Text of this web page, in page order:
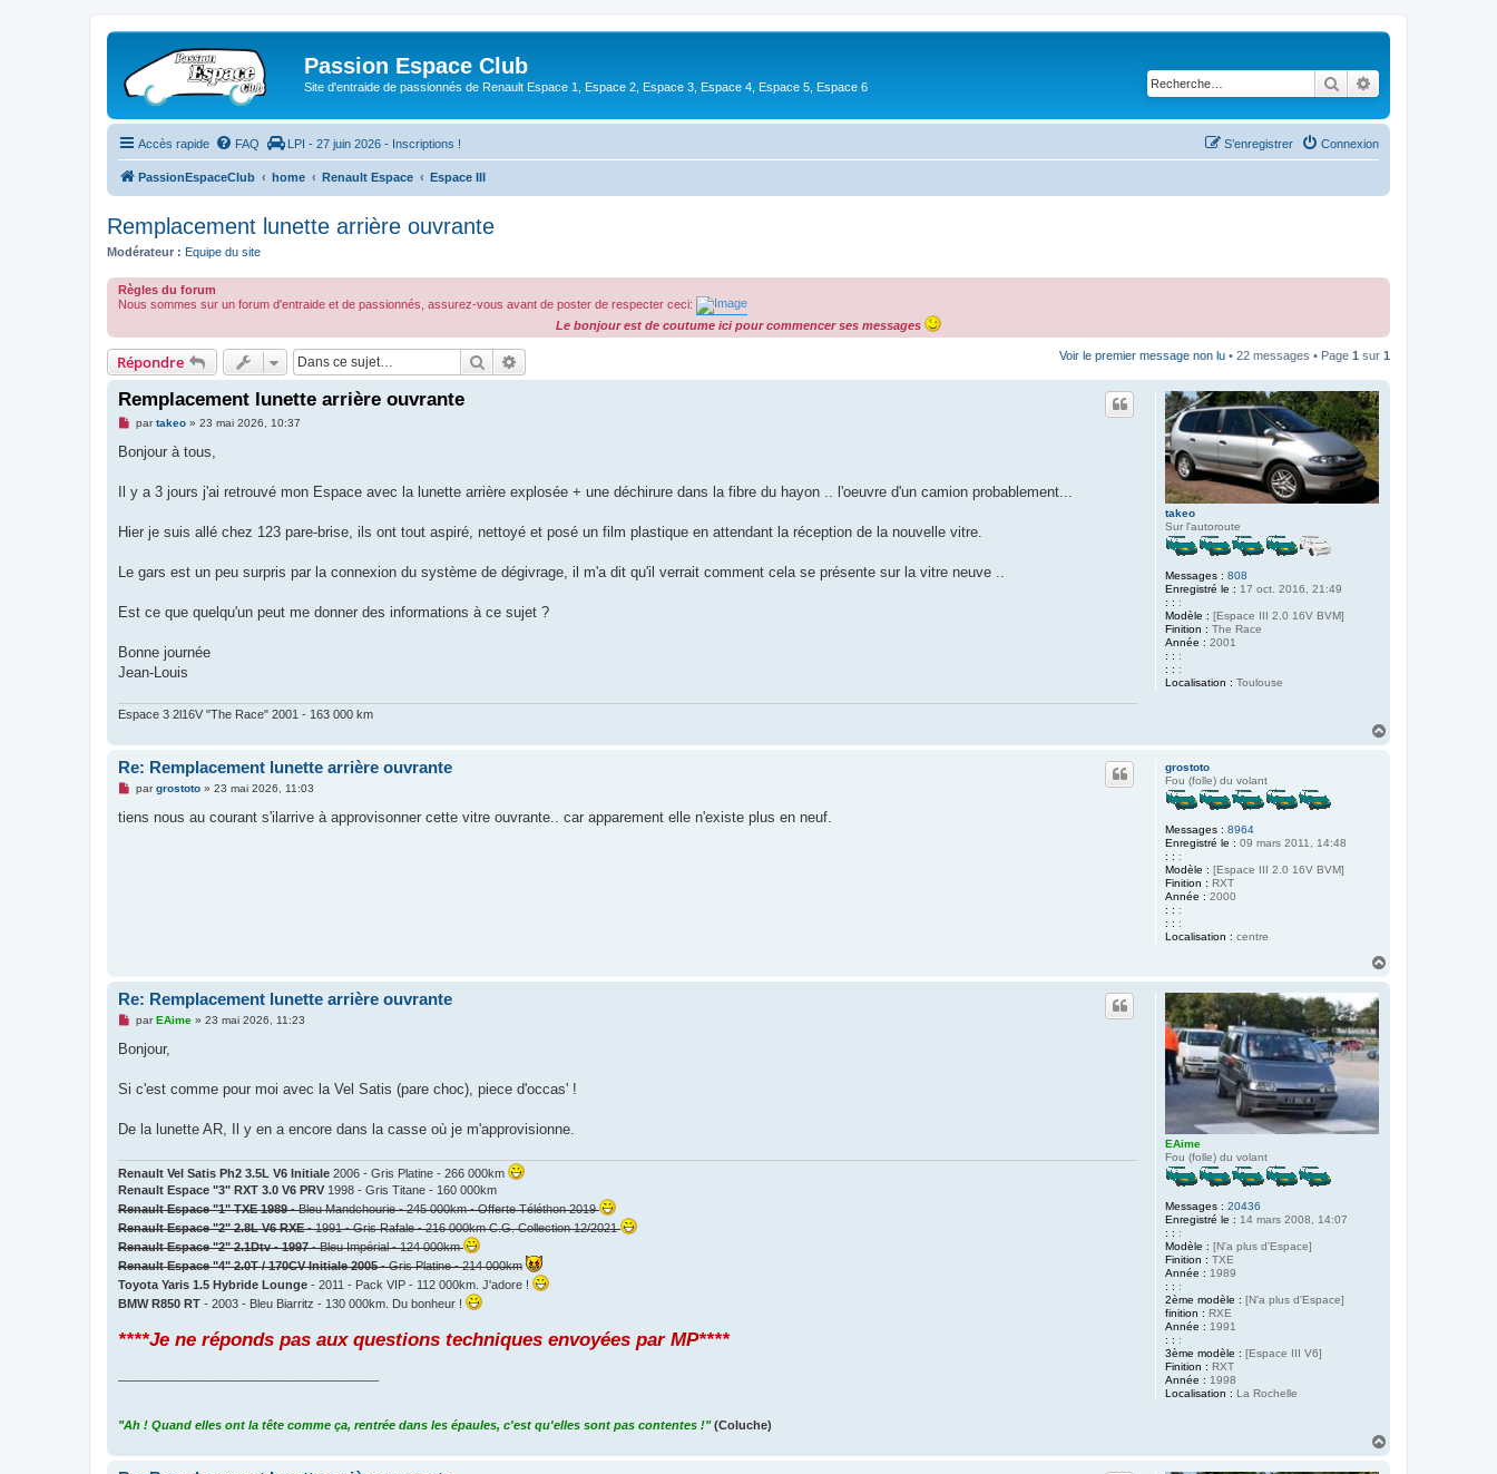
Passion Espace Club
Site d'entraide de passionnés de Renault Espace 1, Espace 2, Espace 3, Espace 4, Espace 5, Espace 6 Rechercher
Accès rapide FAQ LPI - 27 juin 2026 - Inscriptions ! Connexion
S’enregistrer
PassionEspaceClub home Renault Espace Espace III
Remplacement lunette arrière ouvrante
Modérateur : Equipe du site
Règles du forum
Nous sommes sur un forum d'entraide et de passionnés, assurez-vous avant de poster de respecter ceci:
Le bonjour est de coutume ici pour commencer ses messages
Répondre Rechercher Voir le premier message non lu • 22 messages • Page 1 sur 1
takeo
Sur l'autoroute
Messages : 808
Enregistré le : 17 oct. 2016, 21:49
: : :
Modèle : [Espace III 2.0 16V BVM]
Finition : The Race
Année : 2001
: : :
: : :
Localisation : Toulouse
Remplacement lunette arrière ouvrante
M
s
g
e
o
u
partakeo» 23 mai 2026, 10:37
Bonjour à tous,
Il y a 3 jours j'ai retrouvé mon Espace avec la lunette arrière explosée + une déchirure dans la fibre du hayon .. l'oeuvre d'un camion probablement...
Hier je suis allé chez 123 pare-brise, ils ont tout aspiré, nettoyé et posé un film plastique en attendant la réception de la nouvelle vitre.
Le gars est un peu surpris par la connexion du système de dégivrage, il m'a dit qu'il verrait comment cela se présente sur la vitre neuve ..
Est ce que quelqu'un peut me donner des informations à ce sujet ?
Bonne journée
Jean-Louis
Espace 3 2l16V "The Race" 2001 - 163 000 km
grostoto
Fou (folle) du volant
Messages : 8964
Enregistré le : 09 mars 2011, 14:48
: : :
Modèle : [Espace III 2.0 16V BVM]
Finition : RXT
Année : 2000
: : :
: : :
Localisation : centre
Re: Remplacement lunette arrière ouvrante
M
s
pargrostoto» 23 mai 2026, 11:03
tiens nous au courant s'ilarrive à approvisonner cette vitre ouvrante.. car apparement elle n'existe plus en neuf.
EAime
Fou (folle) du volant
Messages : 20436
Enregistré le : 14 mars 2008, 14:07
: : :
Modèle : [N'a plus d'Espace]
Finition : TXE
Année : 1989
: : :
2ème modèle : [N'a plus d'Espace]
finition : RXE
Année : 1991
: : :
3ème modèle : [Espace III V6]
Finition : RXT
Année : 1998
Localisation : La Rochelle
Re: Remplacement lunette arrière ouvrante
M
s
g
o
parEAime» 23 mai 2026, 11:23
Bonjour,
Si c'est comme pour moi avec la Vel Satis (pare choc), piece d'occas' !
De la lunette AR, Il y en a encore dans la casse où je m'approvisionne.
Renault Vel Satis Ph2 3.5L V6 Initiale 2006 - Gris Platine - 266 000km
Renault Espace "3" RXT 3.0 V6 PRV 1998 - Gris Titane - 160 000km
Renault Espace "1" TXE 1989- Bleu Mandchourie - 245 000km - Offerte Téléthon 2019
Renault Espace "2" 2.8L V6 RXE- 1991 - Gris Rafale - 216 000km C.G. Collection 12/2021
Renault Espace "2" 2.1Dtv - 1997- Bleu Impérial - 124 000km
Renault Espace "4" 2.0T / 170CV Initiale 2005- Gris Platine - 214 000km
Toyota Yaris 1.5 Hybride Lounge - 2011 - Pack VIP - 112 000km. J'adore !
BMW R850 RT - 2003 - Bleu Biarritz - 130 000km. Du bonheur !
****Je ne réponds pas aux questions techniques envoyées par MP****
"Ah ! Quand elles ont la tête comme ça, rentrée dans les épaules, c'est qu'elles sont pas contentes !" (Coluche)